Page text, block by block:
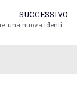
SUCCESSIVO